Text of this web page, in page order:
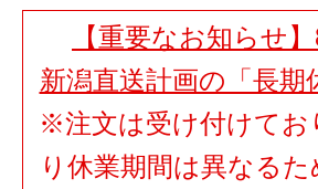
【重要なお知らせ
新潟直送計画の「長
※注文は受け付けてお
り休業期間は異なる